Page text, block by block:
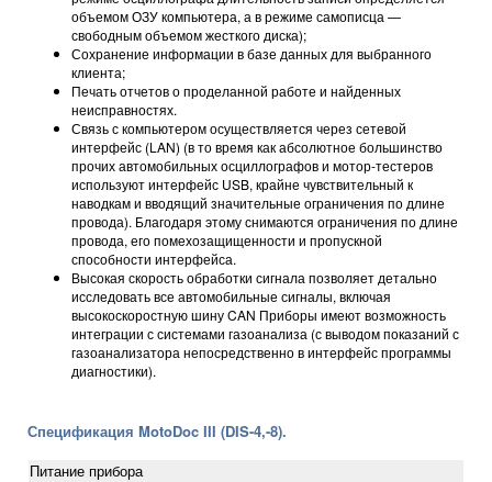
объемом ОЗУ компьютера, а в режиме самописца —
свободным объемом жесткого диска);
Сохранение информации в базе данных для выбранного
клиента;
Печать отчетов о проделанной работе и найденных
неисправностях.
Связь с компьютером осуществляется через сетевой
интерфейс (LAN) (в то время как абсолютное большинство
прочих автомобильных осциллографов и мотор-тестеров
используют интерфейс USB, крайне чувствительный к
наводкам и вводящий значительные ограничения по длине
провода). Благодаря этому снимаются ограничения по длине
провода, его помехозащищенности и пропускной
способности интерфейса.
Высокая скорость обработки сигнала позволяет детально
исследовать все автомобильные сигналы, включая
высокоскоростную шину CAN Приборы имеют возможность
интеграции с системами газоанализа (с выводом показаний с
газоанализатора непосредственно в интерфейс программы
диагностики).
Спецификация MotoDoc III (DIS-4,-8).
Питание прибора